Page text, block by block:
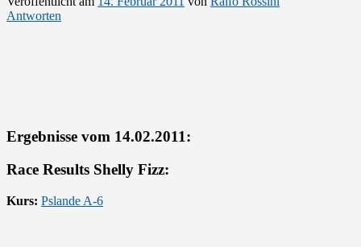
Antworten
Ergebnisse vom 14.02.2011:
Race Results Shelly Fizz:
Kurs: Pslande A-6